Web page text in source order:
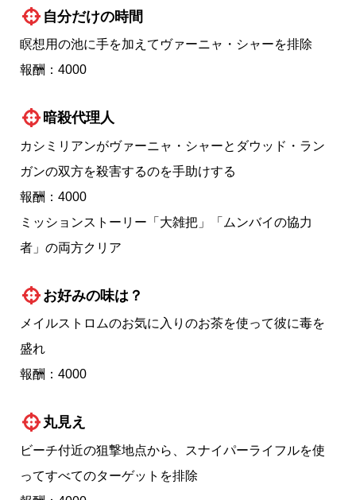
自分だけの時間
瞑想用の池に手を加えてヴァーニャ・シャーを排除
報酬：4000
暗殺代理人
カシミリアンがヴァーニャ・シャーとダウッド・ラン
ガンの双方を殺害するのを手助けする
報酬：4000
ミッションストーリー「大雑把」「ムンバイの協力
者」の両方クリア
お好みの味は？
メイルストロムのお気に入りのお茶を使って彼に毒を
盛れ
報酬：4000
丸見え
ビーチ付近の狙撃地点から、スナイパーライフルを使
ってすべてのターゲットを排除